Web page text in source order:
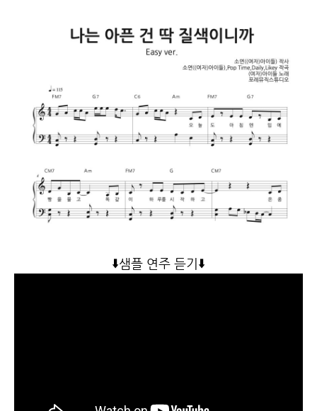
⬇️샘플 연주 듣기 ⬇️